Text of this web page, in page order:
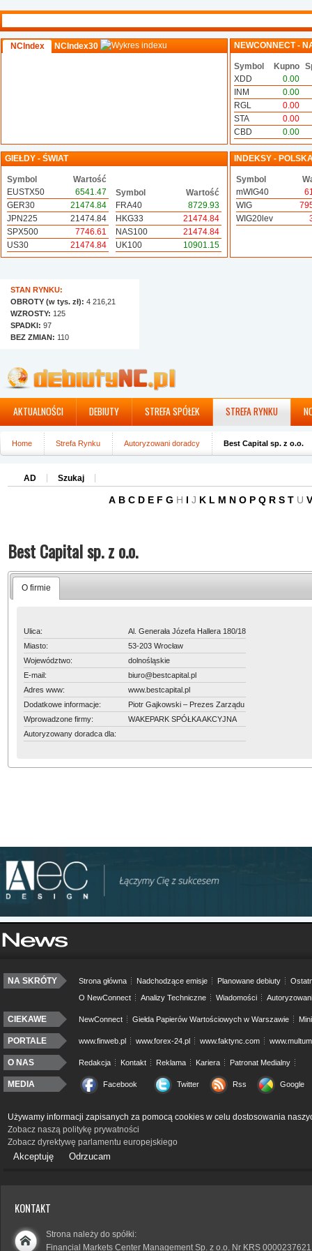
NCIndex NCIndex30 NEWCONNECT -
Symbol Kupno
XDD
0.00
INM
0.00
RGL
0.00
STA
0.00
CBD
0.00
GIEŁDY - ŚWIAT
Symbol
Wartość
EUSTX50
6541.47
GER30
21474.84
JPN225
21474.84
SPX500
7746.61
US30
21474.84
Symbol
Wartość
FRA40
8729.93
HKG33
21474.84
NAS100
21474.84
UK100
10901.15
INDEKSY -
Symbol
mWIG40
WIG
WIG20lev
STAN RYNKU:
OBROTY (w tys. zł): 4 216,21
WZROSTY: 125
SPADKI: 97
BEZ ZMIAN: 110
AKTUALNOŚCI DEBIUTY STREFA SPÓŁEK STREFA RYNKU
Home Strefa Rynku Autoryzowani doradcy Best Capital sp. z o.o.
AD Szukaj
A B C D E F G H I J K L M N O P Q R S T U
Best Capital sp. z o.o.
O firmie
Ulica:
Al. Generała Józefa Hallera 180/18
Miasto:
53-203 Wrocław
Województwo:
dolnośląskie
E-mail:
biuro@bestcapital.pl
Adres www:
www.bestcapital.pl
Dodatkowe informacje:
Piotr Gajkowski – Prezes Zarządu
Wprowadzone firmy:
WAKEPARK SPÓŁKA AKCYJNA
Autoryzowany doradca dla:
NA SKRÓTY Strona główna Nadchodzące emisje Planowane debiuty
O NewConnect
Analizy Techniczne Wiadomości
CIEKAWE NewConnect Giełda Papierów Wartościowych w Warszawie
PORTALE www.finweb.pl www.forex-24.pl www.faktync.com
O NAS Redakcja Kontakt Reklama Kariera Patronat Medialny
MEDIA Facebook Twitter Rss Google
Używamy informacji zapisanych za pomocą cookies w celu dostosowania
Zobacz naszą politykę prywatności
Zobacz dyrektywę parlamentu europejskiego
Akceptuję Odrzucam
KONTAKT
Strona należy do spółki:
Financial Markets Center Management Sp. z o.o. Nr KRS 0000237621